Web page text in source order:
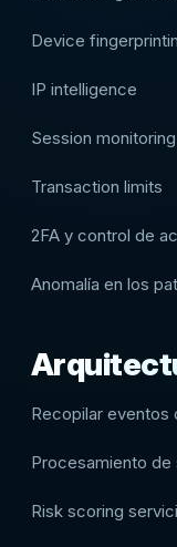
Device
IP intelligence
Session monitoring
Transaction limits
2FA y control de
Anomalía en los
Recopilar eventos
Procesamiento de
Risk scoring